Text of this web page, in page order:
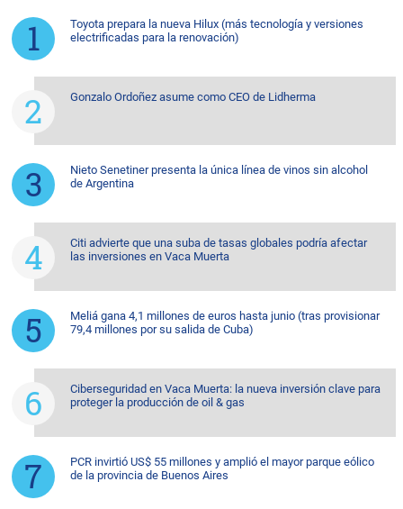
Toyota prepara la nueva Hilux (más tecnología y versiones
electrificadas para la renovación)
Gonzalo Ordoñez asume como CEO de Lidherma
Nieto Senetiner presenta la única línea de vinos sin alcohol
de Argentina
Citi advierte que una suba de tasas globales podría afectar
las inversiones en Vaca Muerta
Meliá gana 4,1 millones de euros hasta junio (tras provisionar
79,4 millones por su salida de Cuba)
Ciberseguridad en Vaca Muerta: la nueva inversión clave para
proteger la producción de oil & gas
PCR invirtió US$ 55 millones y amplió el mayor parque eólico
de la provincia de Buenos Aires